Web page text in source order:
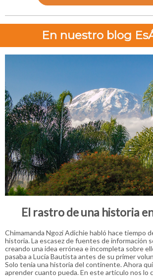
En nuestro blog
El rastro de una historia
Chimamanda Ngozi Adichie habló hace tiempo
historia. La escasez de fuentes de información
creando una idea errónea e incompleta sobre
pasaba a Lucía Bautista antes de su primer
Solo tenía una historia del continente. Ahora
aprender cuanto pueda. En este artículo nos lo